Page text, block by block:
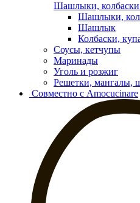
Шашлыки,
Шашлыки,
Шашлык
Колбаски,
Соусы, кетчупы
Маринады
Уголь и розжиг
Решетки, мангалы,
Совместно с Amocucinare